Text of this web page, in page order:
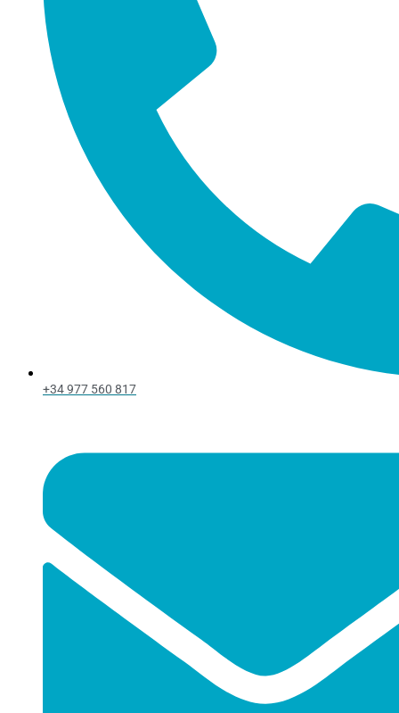
+34 977 560 817